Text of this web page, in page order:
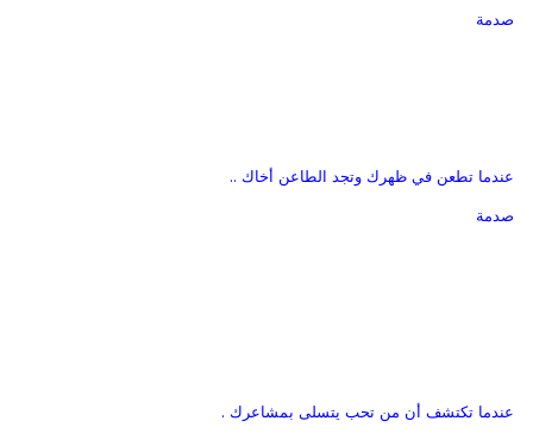
صدمة
عندما تطعن في ظهرك وتجد الطاعن أخاك ..
صدمة
عندما تكتشف أن من تحب يتسلى بمشاعرك .